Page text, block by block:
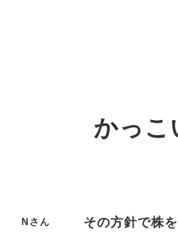
かっ
Nさん
その方針で株